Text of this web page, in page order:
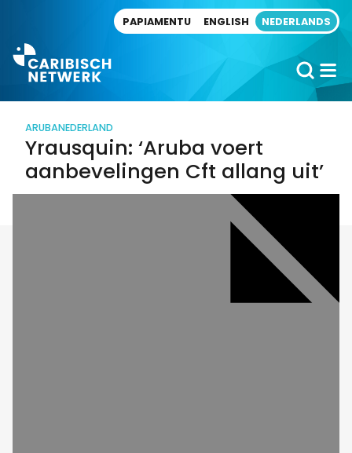
PAPIAMENTU ENGLISH NEDERLANDS
ARUBANEDERLAND
Yrausquin: ‘Aruba voert
aanbevelingen Cft allang uit’